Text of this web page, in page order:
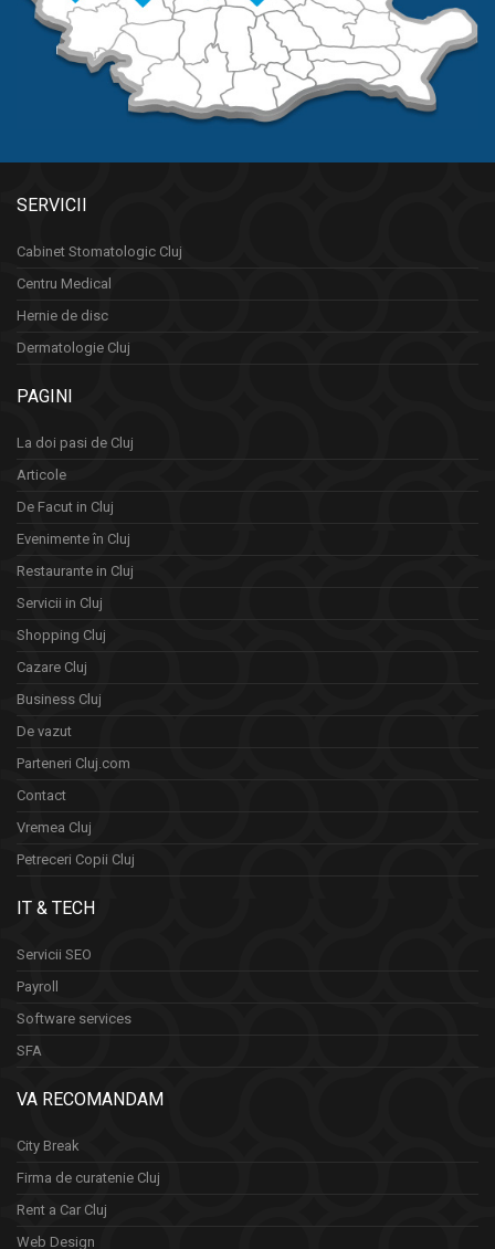
SERVICII
Cabinet Stomatologic Cluj
Centru Medical
Hernie de disc
Dermatologie Cluj
PAGINI
La doi pasi de Cluj
Articole
De Facut in Cluj
Evenimente în Cluj
Restaurante in Cluj
Servicii in Cluj
Shopping Cluj
Cazare Cluj
Business Cluj
De vazut
Parteneri Cluj.com
Contact
Vremea Cluj
Petreceri Copii Cluj
IT & TECH
Servicii SEO
Payroll
Software services
SFA
VA RECOMANDAM
City Break
Firma de curatenie Cluj
Rent a Car Cluj
Web Design